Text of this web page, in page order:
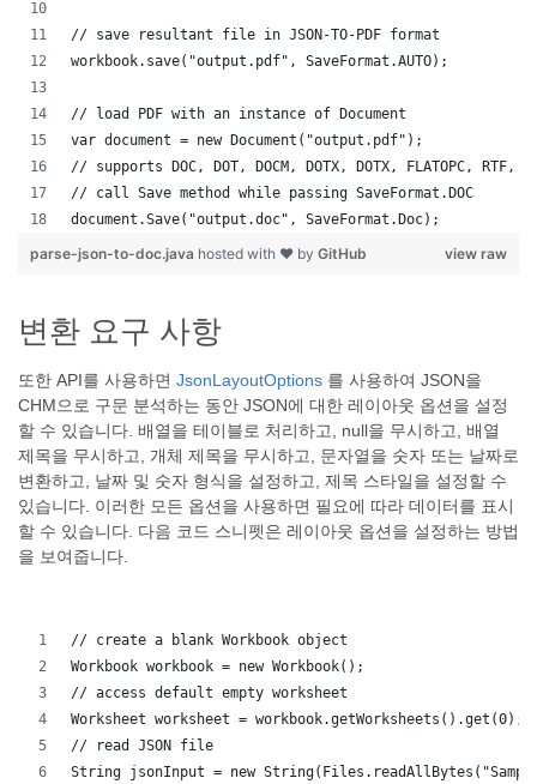
// save resultant file in JSON-TO-PDF format
workbook.save("output.pdf", SaveFormat.AUTO);
// load PDF with an instance of Document
var document = new Document("output.pdf");
// supports DOC, DOT, DOCM, DOTX, DOTX, FLATOPC,
// call Save method while passing SaveFormat.DOC
document.Save("output.doc", SaveFormat.Doc);
view raw
parse-json-to-doc.java hosted with ❤ by GitHub
변환 요구 사항
또한 API를 사용하면 JsonLayoutOptions 를 사용하여 JSON을
CHM으로 구문 분석하는 동안 JSON에 대한 레이아웃 옵션을 설정
할 수 있습니다. 배열을 테이블로 처리하고, null을 무시하고, 배열
제목을 무시하고, 개체 제목을 무시하고, 문자열을 숫자 또는 날짜로
변환하고, 날짜 및 숫자 형식을 설정하고, 제목 스타일을 설정할 수
있습니다. 이러한 모든 옵션을 사용하면 필요에 따라 데이터를 표시
할 수 있습니다. 다음 코드 스니펫은 레이아웃 옵션을 설정하는 방법
을 보여줍니다.
// create a blank Workbook object
Workbook workbook = new Workbook();
// access default empty worksheet
Worksheet worksheet = workbook.getWorksheets().get(0);
// read JSON file
String jsonInput = new